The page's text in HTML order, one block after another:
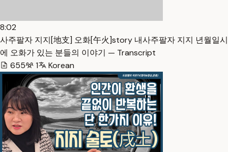
8:02
사주팔자 지지[地支] 오화[午火]story 내사주팔자 지지 년월일시
에 오화가 있는 분들의 이야기 — Transcript
655
1 Korean